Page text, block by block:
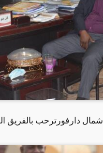
شمال دارفورترحب بالفريق